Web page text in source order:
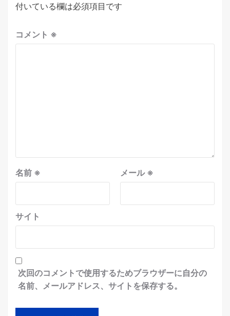
付いている欄は必須項目です
コメント ※
名前 ※ メール※
サイト
次回のコメントで使用するためブラウザーに自分の
名前、メールアドレス、サイトを保存する。